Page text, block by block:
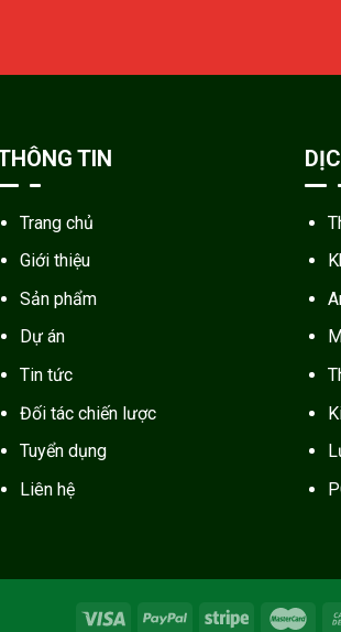
TIN
Trang chủ
Giới thiệu
Sản phẩm
Dự án
Tin tức
Đối tác chiến lược
Tuyển dụng
Liên hệ